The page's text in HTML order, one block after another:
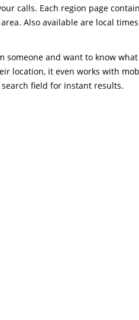
calls. Each region page
Also available are local
someone and want to know
location, it even works with
field for instant results.